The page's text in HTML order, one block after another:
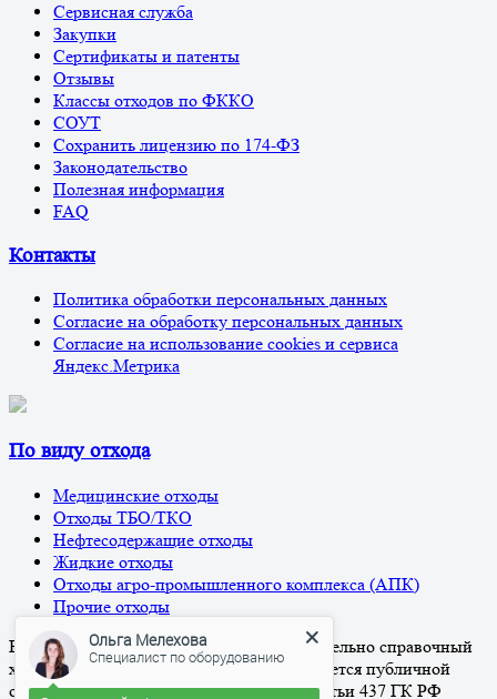
Сервисная служба
Закупки
Сертификаты и патенты
Отзывы
Классы отходов по ФККО
СОУТ
Сохранить лицензию по 174-ФЗ
Законодательство
Полезная информация
FAQ
Контакты
Политика обработки персональных данных
Согласие на обработку персональных данных
Согласие на использование cookies и сервиса
Яндекс.Метрика
По виду отхода
Медицинские отходы
Отходы ТБО/ТКО
Нефтесодержащие отходы
Жидкие отходы
Отходы агро-промышленного комплекса (АПК)
Прочие отходы
Вся информация на сайте носит исключительно справочный
характер и ни при каких условиях не является публичной
офертой, определяемой положениями Статьи 437 ГК РФ
Ольга Мелехова
Специалист по оборудованию
Здравствуйте!